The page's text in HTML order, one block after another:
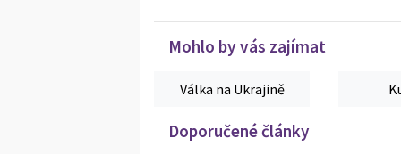
Mohlo by vás zajímat
Válka na Ukrajině
Doporučené články